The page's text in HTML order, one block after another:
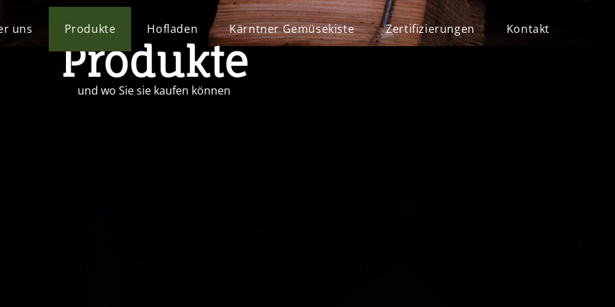
uns Produkte Hofladen Kärntner Gemüsekiste Zertifizierungen Kontakt
Produkte
und wo Sie sie kaufen können